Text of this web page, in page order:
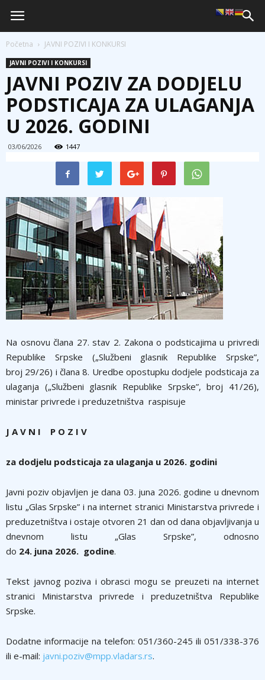
Početna JAVNI POZIVI I KONKURSI
JAVNI POZIVI I KONKURSI
JAVNI POZIV ZA DODJELU
PODSTICAJA ZA ULAGANJA
U 2026. GODINI
03/06/2026 1447
Na osnovu člana 27. stav 2. Zakona o podsticajima u privredi
Republike Srpske („Službeni glasnik Republike Srpske”,
broj 29/26) i člana 8. Uredbe opostupku dodjele podsticaja za
ulaganja („Službeni glasnik Republike Srpske”, broj 41/26),
ministar privrede i preduzetništva raspisuje
J A V N I P O Z I V
za dodjelu podsticaja za ulaganja u 2026. godini
Javni poziv objavljen je dana 03. juna 2026. godine u dnevnom
listu „Glas Srpske” i na internet stranici Ministarstva privrede i
preduzetništva i ostaje otvoren 21 dan od dana objavljivanja u
dnevnom listu „Glas Srpske”, odnosno
do 24. juna 2026. godine.
Tekst javnog poziva i obrasci mogu se preuzeti na internet
stranici Ministarstva privrede i preduzetništva Republike
Srpske.
Dodatne informacije na telefon: 051/360-245 ili 051/338-376
ili e-mail: javni.poziv@mpp.vladars.rs.